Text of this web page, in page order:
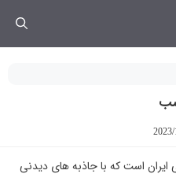
است که با جاذبه های دیدنی